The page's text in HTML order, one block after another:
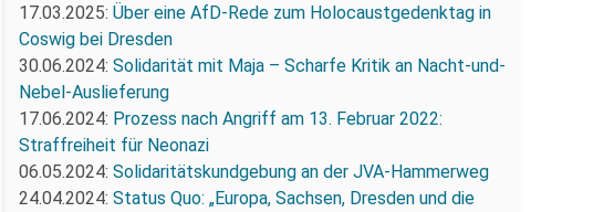
17.03.2025: Über eine AfD-Rede zum Holocaustgedenktag in
Coswig bei Dresden
30.06.2024: Solidarität mit Maja – Scharfe Kritik an Nacht-und-
Nebel-Auslieferung
17.06.2024: Prozess nach Angriff am 13. Februar 2022:
Straffreiheit für Neonazi
06.05.2024: Solidaritätskundgebung an der JVA-Hammerweg
24.04.2024: Status Quo: „Europa, Sachsen, Dresden und die